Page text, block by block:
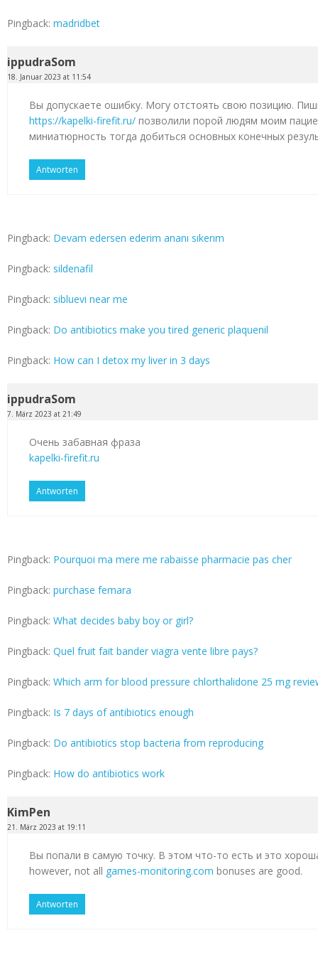
Pingback: madridbet
ippudraSom
18. Januar 2023 at 11:54
Вы допускаете ошибку. Могу отстоять свою позицию.
https://kapelki-firefit.ru/ позволили порой людям моим
миниатюрность тогда добиться основных конечных
Antworten
Pingback: Devam edersen ederim ananı sıkerım
Pingback: sildenafil
Pingback: sibluevi near me
Pingback: Do antibiotics make you tired generic plaquenil
Pingback: How can I detox my liver in 3 days
ippudraSom
7. März 2023 at 21:49
Очень забавная фраза
kapelki-firefit.ru
Antworten
Pingback: Pourquoi ma mere me rabaisse pharmacie pas cher
Pingback: purchase femara
Pingback: What decides baby boy or girl?
Pingback: Quel fruit fait bander viagra vente libre pays?
Pingback: Which arm for blood pressure chlorthalidone 25 mg
Pingback: Is 7 days of antibiotics enough
Pingback: Do antibiotics stop bacteria from reproducing
Pingback: How do antibiotics work
KimPen
21. März 2023 at 19:11
Вы попали в самую точку. В этом что-то есть и это
however, not all games-monitoring.com bonuses are good.
Antworten